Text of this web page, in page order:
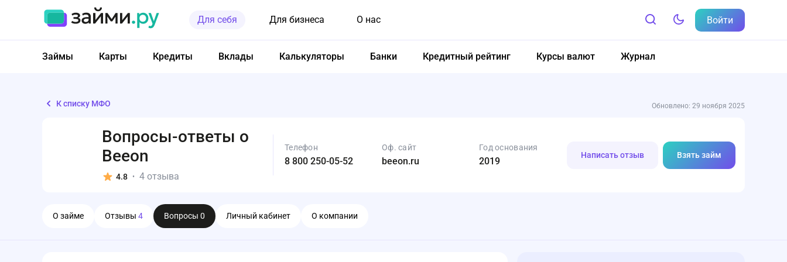
Для себя Для бизнеса О нас Войти
Займы Карты Кредиты Вклады Калькуляторы Банки Кредитный рейтинг Курсы валют Журнал
К списку МФО Обновлено: 29 ноября 2025
Вопросы-ответы о
Beeon
4.8 • 4 отзыва
Телефон
8 800 250-05-52
Оф. сайт
beeon.ru
Год основания
2019
Написать отзыв Взять займ
О займе Отзывы 4 Вопросы 0 Личный кабинет О компании